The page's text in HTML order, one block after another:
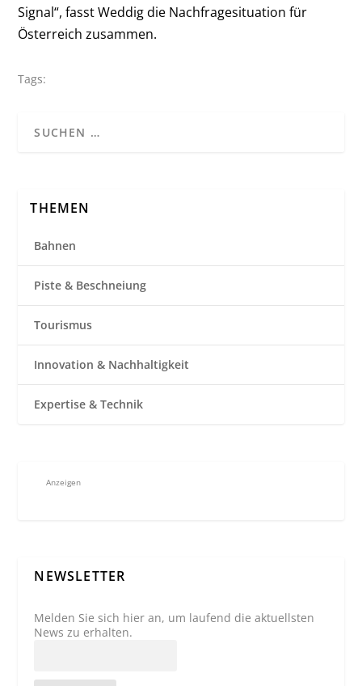
Signal“, fasst Weddig die Nachfragesituation für
Österreich zusammen.
Tags:
THEMEN
Bahnen
Piste & Beschneiung
Tourismus
Innovation & Nachhaltigkeit
Expertise & Technik
Anzeigen
NEWSLETTER
Melden Sie sich hier an, um laufend die aktuellsten
News zu erhalten.